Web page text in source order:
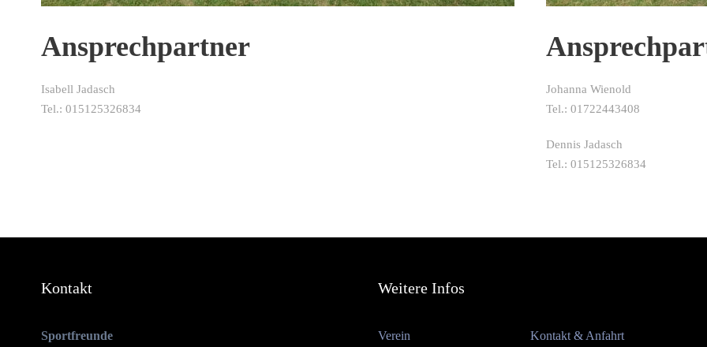
Ansprechpartner
Isabell Jadasch
Tel.: 015125326834
Johanna Wienold
Tel.: 01722443408
Dennis Jadasch
Tel.: 015125326834
Kontakt
Sportfreunde
Weitere Infos
Verein Kontakt & Anfahrt